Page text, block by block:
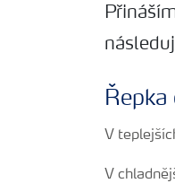
Řepka
V
V